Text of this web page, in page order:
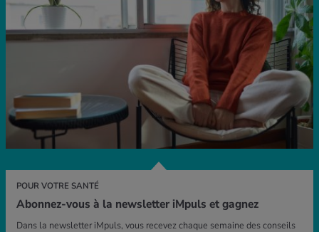
POUR VOTRE SANTÉ
Abonnez-vous à la newsletter iMpuls et gagnez
Dans la newsletter iMpuls, vous recevez chaque semaine des conseils